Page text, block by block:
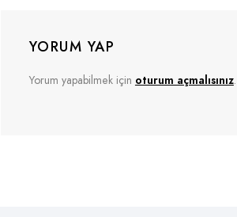
YORUM YAP
Yorum yapabilmek için oturum açmalısınız.